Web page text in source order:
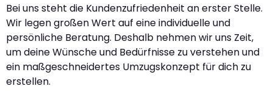
Bei uns steht die Kundenzufriedenheit an erster Stelle.
Wir legen großen Wert auf eine individuelle und
persönliche Beratung. Deshalb nehmen wir uns Zeit,
um deine Wünsche und Bedürfnisse zu verstehen und
ein maßgeschneidertes Umzugskonzept für dich zu
erstellen.